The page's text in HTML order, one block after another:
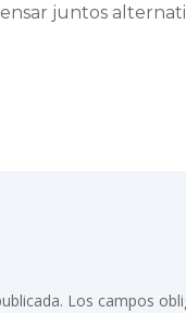
juntos
Los campos